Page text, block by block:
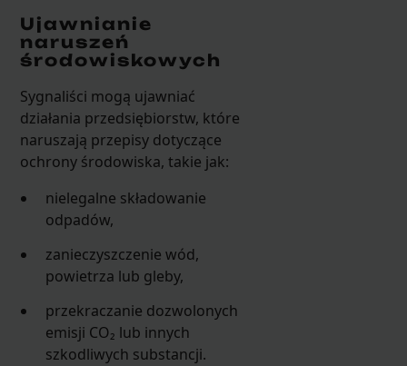
Ujawnianie
naruszeń
środowiskowych
Sygnaliści mogą ujawniać
działania przedsiębiorstw, które
naruszają przepisy dotyczące
ochrony środowiska, takie jak:
nielegalne składowanie
odpadów,
zanieczyszczenie wód,
powietrza lub gleby,
przekraczanie dozwolonych
emisji CO₂ lub innych
szkodliwych substancji.